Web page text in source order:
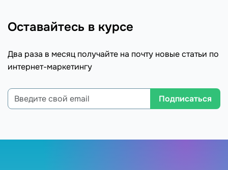
Оставайтесь в курсе
Два раза в месяц получайте на почту новые статьи по
интернет-маркетингу
Подписаться